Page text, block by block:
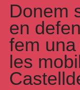
Donem
en
fem
les